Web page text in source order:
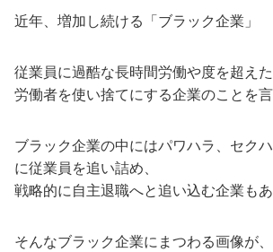
近年、増加し続ける「ブラック企業」
従業員に過酷な長時間労働や度を超えた
労働者を使い捨てにする企業のことを言
ブラック企業の中にはパワハラ、セク
に従業員を追い詰め、
戦略的に自主退職へと追い込む企業も
そんなブラック企業にまつわる画像が、